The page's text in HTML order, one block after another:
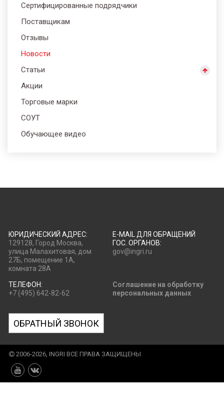
Сертифицированные подрядчики
Поставщикам
Отзывы
Новости
Статьи
Акции
Торговые марки
СОУТ
Обучающее видео
ЮРИДИЧЕСКИЙ АДРЕС:
129128, Город Москва,
улица Малахитовая, дом
27Б, помещение 1А,
комната 28А
E-MAIL ДЛЯ ОБРАЩЕНИЙ
ГОС. ОРГАНОВ:
gov@ingri.ru
ТЕЛЕФОН:
+7 (495) 642-82-62
Соглашение на обработку
персональных данных
ОБРАТНЫЙ ЗВОНОК
2006-2026, INGRI ВСЕ ПРАВА ЗАЩИЩЕНЫ